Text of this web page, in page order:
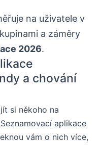
na uživatele v
a záměry
2026.
a chování
si někoho na
aplikace
vám o nich více,